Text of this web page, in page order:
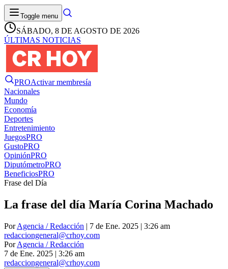
Toggle menu
SÁBADO, 8 DE AGOSTO DE 2026
ÚLTIMAS NOTICIAS
PROActivar membresía
Nacionales
Mundo
Economía
Deportes
Entretenimiento
JuegosPRO
GustoPRO
OpiniónPRO
DiputómetroPRO
BeneficiosPRO
Frase del Día
La frase del día María Corina Machado
PorAgencia / Redacción | 7 de Ene. 2025 | 3:26 am
redacciongeneral@crhoy.com
PorAgencia / Redacción
7 de Ene. 2025 | 3:26 am
redacciongeneral@crhoy.com